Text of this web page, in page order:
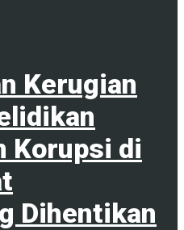
Kerugian
Korupsi di
Dihentikan